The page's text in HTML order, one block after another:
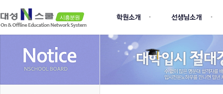
시흥분원